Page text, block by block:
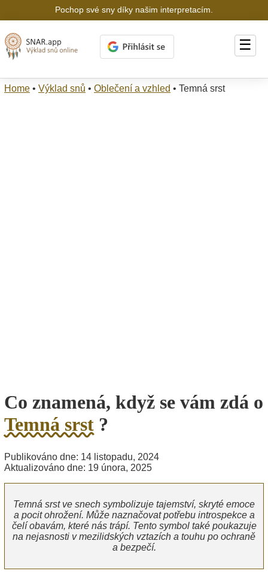
Pochop své sny díky našim interpretacím.
☰
Home • Výklad snů • Oblečení a vzhled • Temná srst
Co znamená, když se vám zdá o
Temná srst ?
Publikováno dne: 14 listopadu, 2024
Aktualizováno dne: 19 února, 2025
Temná srst ve snech symbolizuje tajemství, skryté emoce
a pocit ohrožení. Může naznačovat potřebu introspekce a
čelí obavám, které nás trápí. Tento symbol také poukazuje
na nejasnosti v mezilidských vztazích a touhu po ochraně
a bezpečí.